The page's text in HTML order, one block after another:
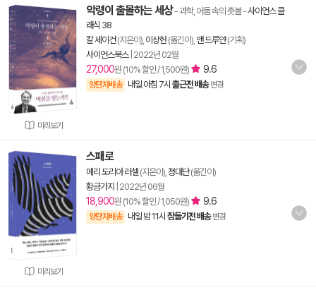
미리보기
악령이 출몰하는 세상- 과학, 어둠 속의 촛불-사이언스 클
래식 38
칼 세이건(지은이), 이상헌 (옮긴이), 앤 드루얀(기획)
사이언스북스| 2022년 02월
27,000원 (10% 할인 / 1,500원) 9.6
양탄자배송 내일 아침 7시 출근전 배송 변경
미리보기
스패로
메리 도리아 러셀 (지은이), 정대단(옮긴이)
황금가지
2022년 06월
18,900원 (10% 할인 / 1,050원) 9.6
양탄자배송 내일 밤 11시 잠들기전 배송 변경